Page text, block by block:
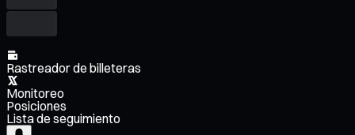
Rastreador de billeteras
Monitoreo
Posiciones
Lista de seguimiento